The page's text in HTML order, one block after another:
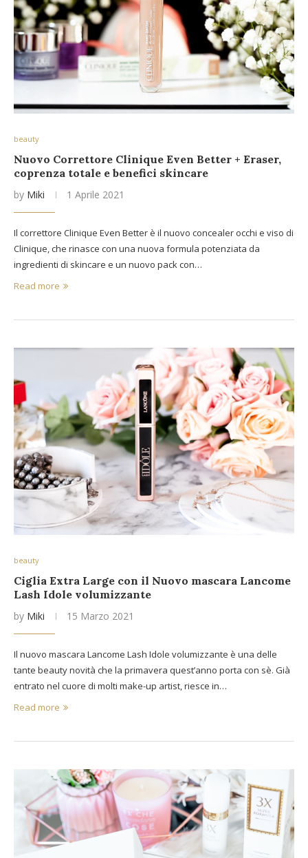
beauty
Nuovo Correttore Clinique Even Better + Eraser,
coprenza totale e benefici skincare
by Miki 1 Aprile 2021
Il correttore Clinique Even Better è il nuovo concealer occhi e viso di
Clinique, che rinasce con una nuova formula potenziata da
ingredienti di skincare e un nuovo pack con…
Read more
beauty
Ciglia Extra Large con il Nuovo mascara Lancome
Lash Idole volumizzante
by Miki 15 Marzo 2021
Il nuovo mascara Lancome Lash Idole volumizzante è una delle
tante beauty novità che la primavera quest’anno porta con sè. Già
entrato nel cuore di molti make-up artist, riesce in…
Read more